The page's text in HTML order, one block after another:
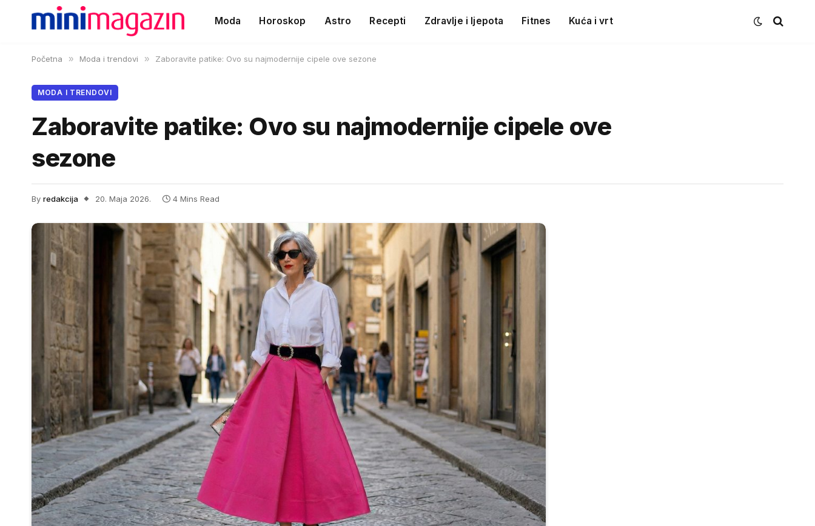
Moda Horoskop Astro Recepti Zdravlje i ljepota Fitnes Kuća i vrt
Početna » Moda i trendovi » Zaboravite patike: Ovo su najmodernije cipele ove sezone
MODA I TRENDOVI
Zaboravite patike: Ovo su najmodernije cipele ove
sezone
By redakcija 20. Maja 2026. 4 Mins Read